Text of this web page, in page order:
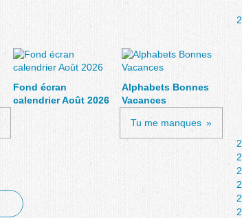
Fond écran
calendrier Août 2026
Alphabets Bonnes
Vacances
Tu me manques